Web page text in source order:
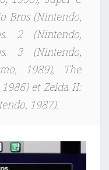
Bros (Nintendo,
2 (Nintendo,
3 (Nintendo,
1989), The
et Zelda II:
1987).